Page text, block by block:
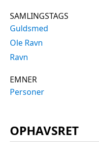
SAMLINGSTAGS
Guldsmed
Ole Ravn
Ravn
EMNER
Personer
OPHAVSRET